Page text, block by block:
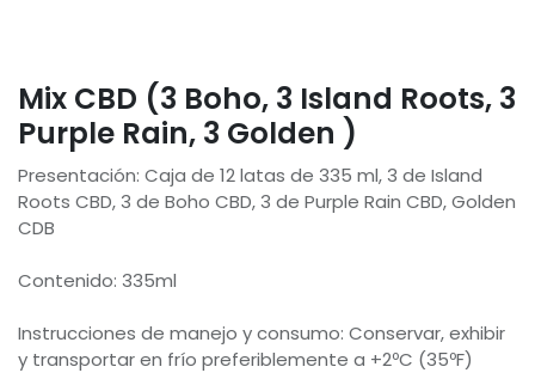
Mix CBD (3 Boho, 3 Island Roots, 3
Purple Rain, 3 Golden )
Presentación: Caja de 12 latas de 335 ml, 3 de Island
Roots CBD, 3 de Boho CBD, 3 de Purple Rain CBD, Golden
CDB
Contenido: 335ml
Instrucciones de manejo y consumo: Conservar, exhibir
y transportar en frío preferiblemente a +2ºC (35ºF)